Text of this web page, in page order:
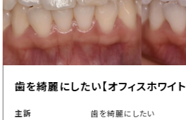
歯を綺麗にしたい
主訴